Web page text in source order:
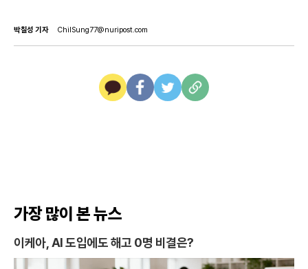
박칠성 기자 ChilSung77@nuripost.com
가장 많이 본 뉴스
이케아, AI 도입에도 해고 0명 비결은?